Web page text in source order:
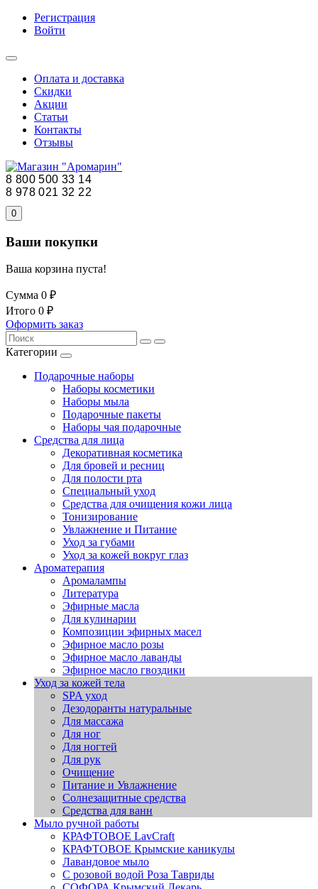
Регистрация
Войти
Оплата и доставка
Скидки
Акции
Статьи
Контакты
Отзывы
8 800 500 33 14
8 978 021 32 22
0
Ваши покупки
Ваша корзина пуста!
Сумма 0 ₽
Итого 0 ₽
Оформить заказ
Категории
Подарочные наборы
Наборы косметики
Наборы мыла
Подарочные пакеты
Наборы чая подарочные
Средства для лица
Декоративная косметика
Для бровей и ресниц
Для полости рта
Специальный уход
Средства для очищения кожи лица
Тонизирование
Увлажнение и Питание
Уход за губами
Уход за кожей вокруг глаз
Ароматерапия
Аромалампы
Литература
Эфирные масла
Для кулинарии
Композиции эфирных масел
Эфирное масло розы
Эфирное масло лаванды
Эфирное масло гвоздики
Уход за кожей тела
SPA уход
Дезодоранты натуральные
Для массажа
Для ног
Для ногтей
Для рук
Очищение
Питание и Увлажнение
Солнезащитные средства
Средства для ванн
Мыло ручной работы
КРАФТОВОЕ LavCraft
КРАФТОВОЕ Крымские каникулы
Лавандовое мыло
С розовой водой Роза Тавриды